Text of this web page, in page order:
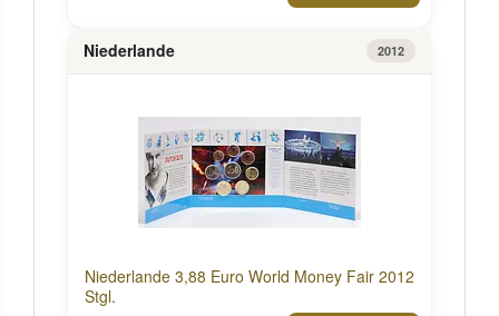
Niederlande 2012
Niederlande 3,88 Euro World Money Fair 2012
Stgl.